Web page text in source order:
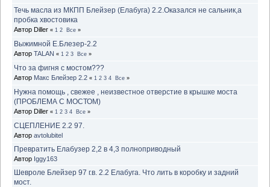
Течь масла из МКПП Блейзер (Елабуга) 2.2.Оказался не сальник,а
пробка хвостовика
Автор Diller « 1 2 Все »
Выжимной Е.Блезер-2.2
Автор TALAN « 1 2 3 Все »
Что за фигня с мостом???
Автор Макс Блейзер 2.2 « 1 2 3 4 Все »
Нужна помощь , свежее , неизвестное отверстие в крышке моста
(ПРОБЛЕМА С МОСТОМ)
Автор Diller « 1 2 3 4 Все »
СЦЕПЛЕНИЕ 2.2 97.
Автор avtolubitel
Превратить Елабузер 2,2 в 4,3 полноприводный
Автор Iggy163
Шевроле Блейзер 97 г.в. 2.2 Елабуга. Что лить в коробку и задний
мост.